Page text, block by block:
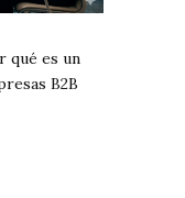
qué es un
B2B